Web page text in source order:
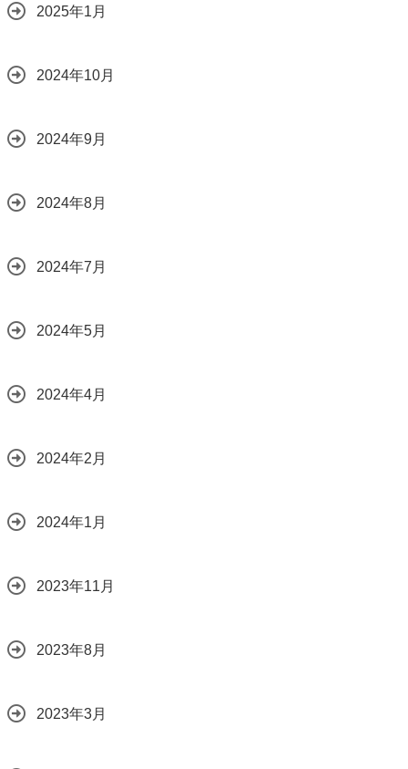
2025年1月
2024年10月
2024年9月
2024年8月
2024年7月
2024年5月
2024年4月
2024年2月
2024年1月
2023年11月
2023年8月
2023年3月